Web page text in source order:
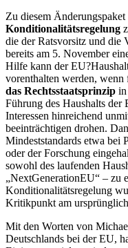
Zu diesem
Konditionalitätsregelung
die der Ratsvorsitz und die
bereits am 5. November
Hilfe kann der
vorenthalten werden, wenn
das Rechtsstaatsprinzip in
Führung des Haushalts
Interessen hinreichend
beeinträchtigen drohen.
Mindeststandards etwa bei
oder der Forschung
sowohl des laufenden
„NextGenerationEU“ – zu
Konditionalitätsregelung
Kritikpunkt am
Mit den Worten von
Deutschlands bei der EU,